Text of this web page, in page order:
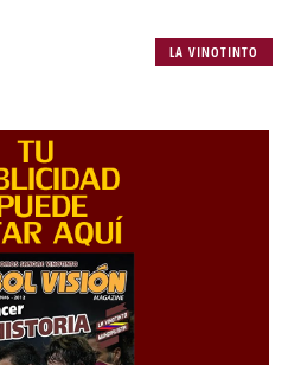
LA VINOTINTO